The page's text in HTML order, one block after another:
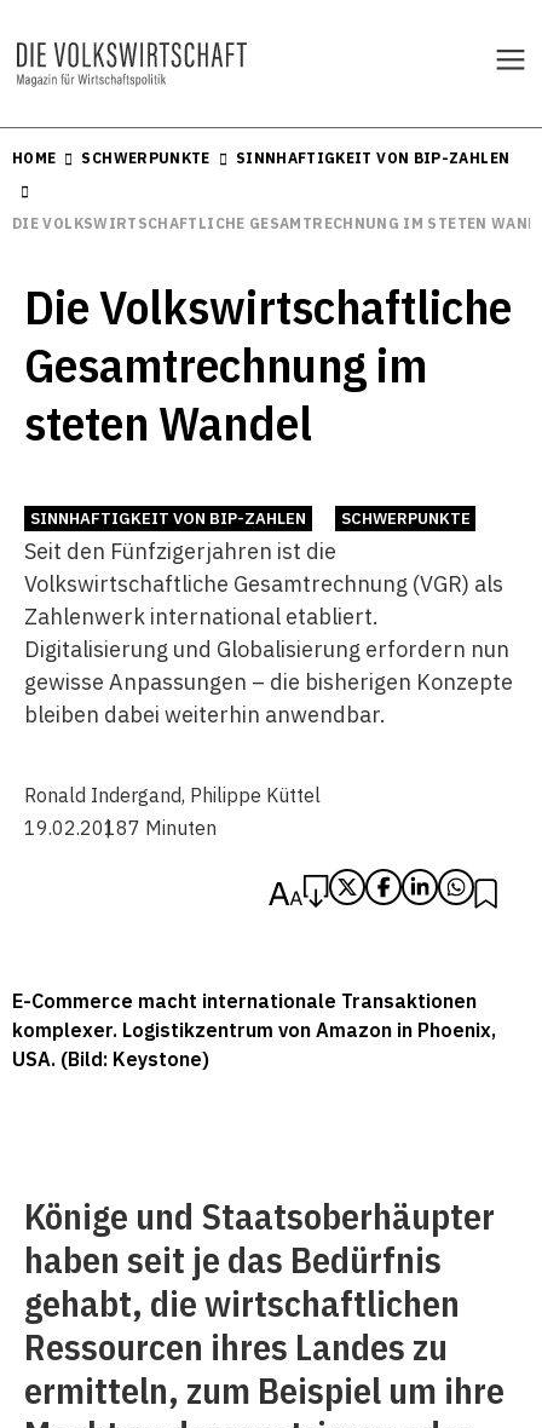
HOME SCHWERPUNKTE SINNHAFTIGKEIT VON BIP-ZAHLEN
DIE VOLKSWIRTSCHAFTLICHE GESAMTRECHNUNG IM STETEN
Die Volkswirtschaftliche
Gesamtrechnung im
steten Wandel
SINNHAFTIGKEIT VON BIP-ZAHLEN SCHWERPUNKTE
Seit den Fünfzigerjahren ist die
Volkswirtschaftliche Gesamtrechnung (VGR) als
Zahlenwerk international etabliert.
Digitalisierung und Globalisierung erfordern nun
gewisse Anpassungen – die bisherigen Konzepte
bleiben dabei weiterhin anwendbar.
Ronald Indergand, Philippe Küttel
19.02.20187 Minuten
E-Commerce macht internationale Transaktionen
komplexer. Logistikzentrum von Amazon in Phoenix,
USA. (Bild: Keystone)
Könige und Staatsoberhäupter
haben seit je das Bedürfnis
gehabt, die wirtschaftlichen
Ressourcen ihres Landes zu
ermitteln, zum Beispiel um ihre